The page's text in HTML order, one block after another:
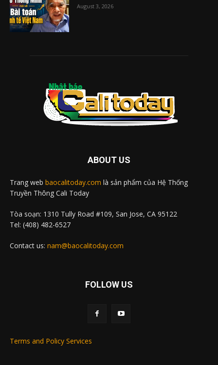
August 3, 2026
ABOUT US
Trang web baocalitoday.com là sản phẩm của Hệ Thống
Truyền Thông Cali Today
Tòa soạn: 1310 Tully Road #109, San Jose, CA 95122
Tel: (408) 482-6527
Contact us: nam@baocalitoday.com
FOLLOW US
Terms and Policy Services